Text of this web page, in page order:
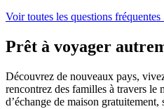
Voir toutes les questions
Prêt à voyager
Découvrez de nouveaux pays,
rencontrez des familles à travers le
d’échange de maison gratuitement,